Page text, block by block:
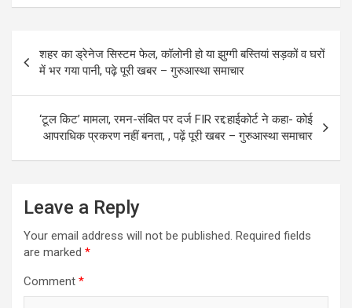
ce
o
o
k
st
o
d
o
n
ail ar
navigation
शहर का ड्रेनेज सिस्टम फेल, कॉलोनी हो या झुग्गी बस्तियां सड़कों व घरों
में भर गया पानी, पढ़े पूरी खबर – गुरुआस्था समाचार
‘टूल किट’ मामला, रमन-संबित पर दर्ज FIR रद्द:हाईकोर्ट ने कहा- कोई
आपराधिक प्रकरण नहीं बनता, , पढ़ें पूरी खबर – गुरुआस्था समाचार
Leave a Reply
Your email address will not be published. Required fields
are marked *
Comment *